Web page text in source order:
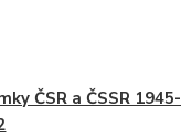
ČSR a ČSSR 1945-